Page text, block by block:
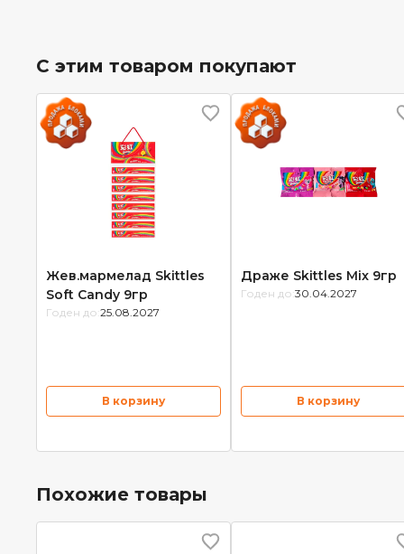
С этим товаром покупают
Жев.мармелад Skittles
Soft Candy 9гр
Годен до: 25.08.2027
В корзину
Драже Skittles Mix 9гр
Годен до: 30.04.2027
В корзину
Похожие товары